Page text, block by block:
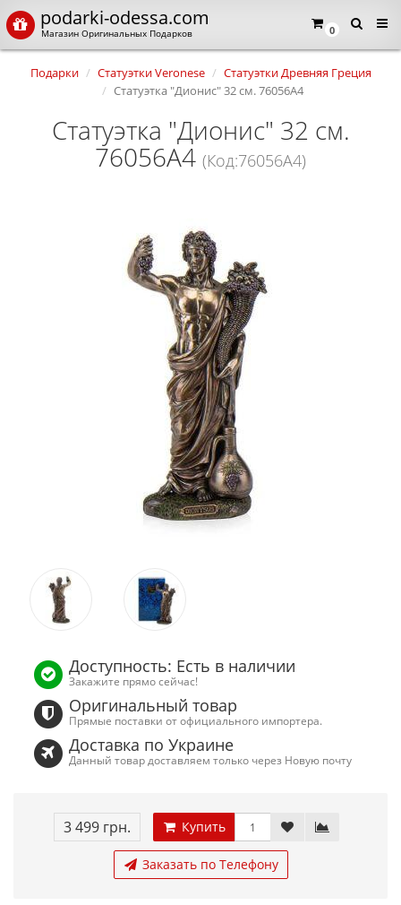
0
podarki-odessa.com
Магазин Оригинальных Подарков
Подарки Статуэтки Veronese
Статуэтки Древняя Греция
Статуэтка "Дионис" 32 см. 76056A4
Статуэтка "Дионис" 32 см.
76056A4 (Код:76056A4)
Доступность: Есть в наличии
Закажите прямо сейчас!
Оригинальный товар
Прямые поставки от официального импортера.
Доставка по Украине
Данный товар доставляем только через Новую почту
3 499 грн. Купить
Заказать по Телефону